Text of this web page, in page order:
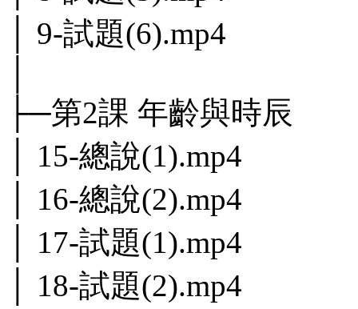
│ 9-試題(6).mp4
├─第2課 年齡與時辰
│ 15-總說(1).mp4
│ 16-總說(2).mp4
│ 17-試題(1).mp4
│ 18-試題(2).mp4